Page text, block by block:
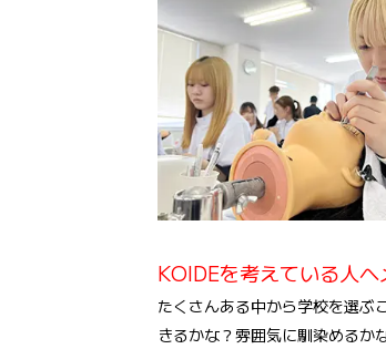
KOIDEを考えている人
たくさんある中から学校を選ぶ
きるかな？雰囲気に馴染めるか